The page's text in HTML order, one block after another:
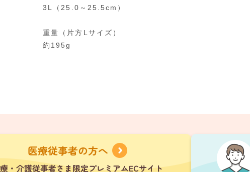
3L（25.0～25.5cm）
重量（片方Lサイズ）
約195g